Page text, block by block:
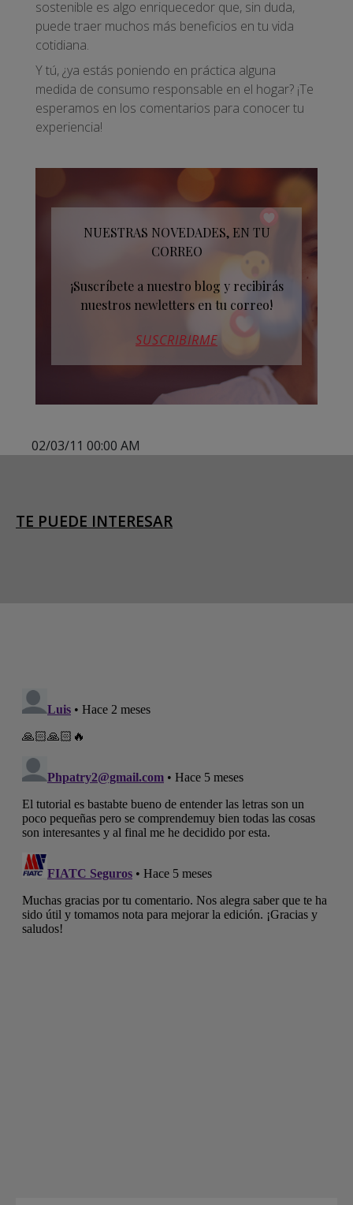
sostenible es algo enriquecedor que, sin duda,
puede traer muchos más beneficios en tu vida
cotidiana.
Y tú, ¿ya estás poniendo en práctica alguna
medida de consumo responsable en el hogar? ¡Te
esperamos en los comentarios para conocer tu
experiencia!
NUESTRAS NOVEDADES, EN TU
CORREO
¡Suscríbete a nuestro blog y recibirás
nuestros newletters en tu correo!
SUSCRIBIRME
02/03/11 00:00 AM
TE PUEDE INTERESAR